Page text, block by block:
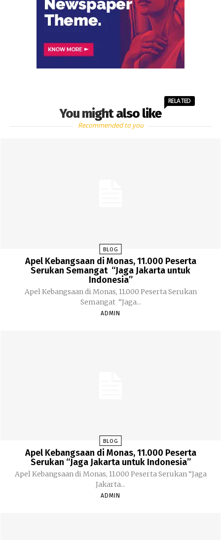
You might also like
RELATED
Recommended to you
BLOG
Apel Kebangsaan di Monas, 11.000 Peserta
Serukan Semangat “Jaga Jakarta untuk
Indonesia”
Apel Kebangsaan di Monas, 11.000 Peserta Serukan
Semangat “Jaga...
ADMIN
BLOG
Apel Kebangsaan di Monas, 11.000 Peserta
Serukan “Jaga Jakarta untuk Indonesia”
Apel Kebangsaan di Monas, 11.000 Peserta Serukan “Jaga
Jakarta...
ADMIN